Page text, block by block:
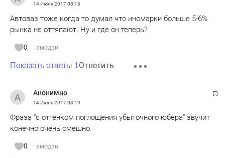
14 Июля 201708:18
Автоваз тоже когда то думал что иномарки больше 5-6%
рынка не оттяпают. Ну и где он теперь?
0 эмодзи
Показать ответы 1Ответить
Анонимно
14 Июля 201708:19
Фраза "с оттенком поглощения убыточного юбера" звучит
конечно очень смешно.
0 эмодзи